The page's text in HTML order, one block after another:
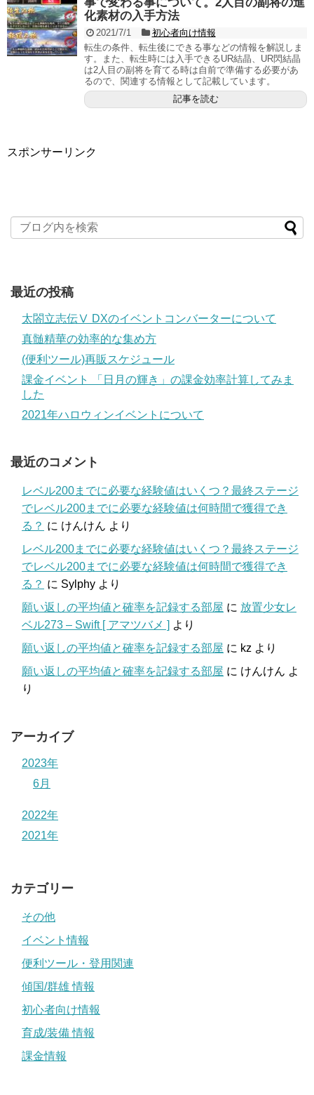
化素材の入手方法
2021/7/1
初心者向け情報
転生の条件、転生後にできる事などの情報を解説しま
す。また、転生時には入手できるUR結晶、UR閃結晶
は2人目の副将を育てる時は自前で準備する必要があ
るので、関連する情報として記載しています。
記事を読む
スポンサーリンク
最近の投稿
太閤立志伝Ⅴ DXのイベントコンバーターについて
真髄精華の効率的な集め方
(便利ツール)再販スケジュール
課金イベント 「日月の輝き」の課金効率計算してみま
した
2021年ハロウィンイベントについて
最近のコメント
レベル200までに必要な経験値はいくつ？最終ステージ
でレベル200までに必要な経験値は何時間で獲得でき
る？ に けんけん より
レベル200までに必要な経験値はいくつ？最終ステージ
でレベル200までに必要な経験値は何時間で獲得でき
る？ に Sylphy より
願い返しの平均値と確率を記録する部屋 に 放置少女レ
ベル273 – Swift [ アマツバメ ] より
願い返しの平均値と確率を記録する部屋 に kz より
願い返しの平均値と確率を記録する部屋 に けんけん よ
り
アーカイブ
2023年
6月
2022年
2021年
カテゴリー
その他
イベント情報
便利ツール・登用関連
傾国/群雄 情報
初心者向け情報
育成/装備 情報
課金情報